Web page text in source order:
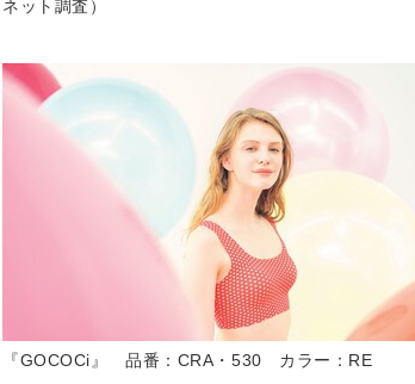
ネット調査）
『GOCOCi』 品番：CRA・530 カラー：RE